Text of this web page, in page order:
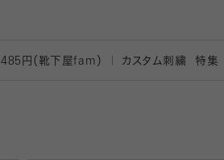
円（靴下屋fam） カスタム刺繍 特集